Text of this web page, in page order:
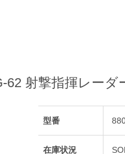
62 射撃指揮レーダ
型番
在庫状況